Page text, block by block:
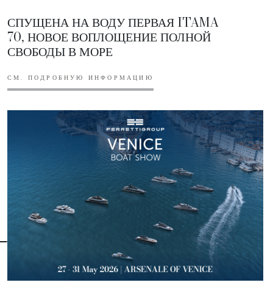
СПУЩЕНА НА ВОДУ ПЕРВАЯ ITAMA
70, НОВОЕ ВОПЛОЩЕНИЕ ПОЛНОЙ
СВОБОДЫ В МОРЕ
СМ. ПОДРОБНУЮ ИНФОРМАЦИЮ